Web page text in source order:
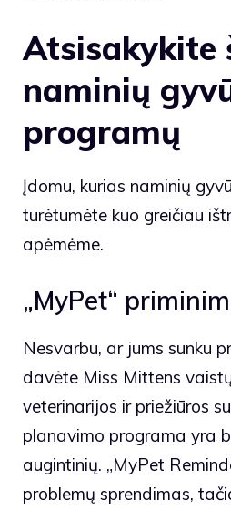
Atsisakykite
naminių
programų
Įdomu, kurias naminių
turėtumėte kuo greičiau
apėmėme.
„MyPet“
Nesvarbu, ar jums sunku
davėte Miss Mittens
veterinarijos ir priežiūros
planavimo programa yra
augintinių. „MyPet
problemų sprendimas,